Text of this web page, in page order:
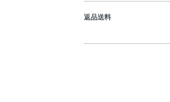
返品送料